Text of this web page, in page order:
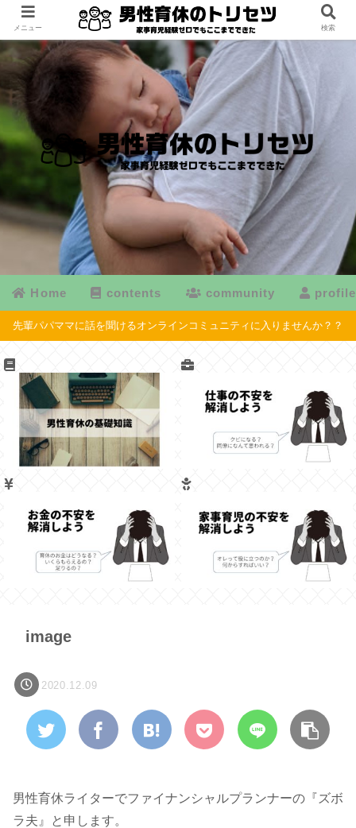
Home contents community profile
先輩パパママに話を聞けるオンラインコミュニティに入りませんか？？
image
2020.12.09
男性育休ライターでファイナンシャルプランナーの『ズボ
ラ夫』と申します。
メニュー 検索